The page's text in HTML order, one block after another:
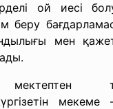
ой иесі
беру
мен
мектептен
мекеме